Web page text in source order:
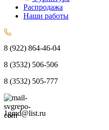
Распродажа
Наши работы
8 (922) 864-46-04
8 (3532) 506-506
8 (3532) 505-777
1gmd@list.ru